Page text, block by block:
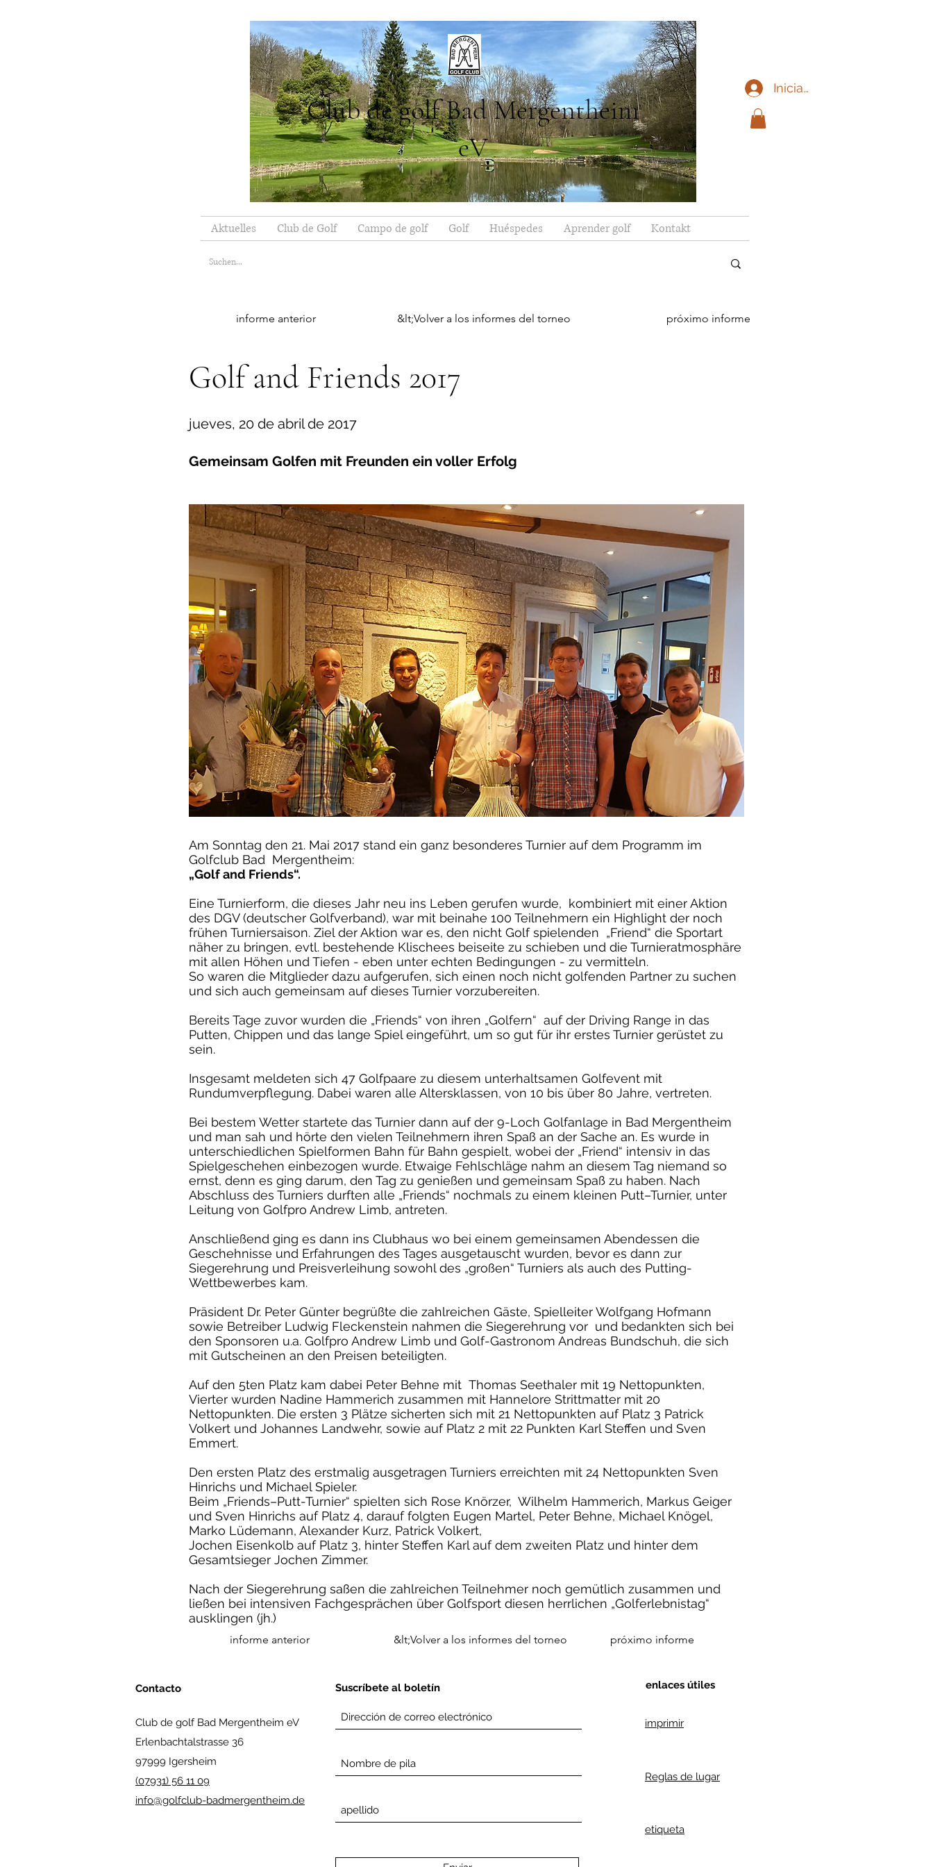
Club de golf Bad Mergentheim
eV
Iniciar sesión
Aktuelles Club de Golf Campo de golf Golf Huéspedes Aprender golf Kontakt
informe anterior &lt;Volver a los informes del torneo próximo informe
Golf and Friends 2017
jueves, 20 de abril de 2017
Gemeinsam Golfen mit Freunden ein voller Erfolg
Am Sonntag den 21. Mai 2017 stand ein ganz besonderes Turnier auf dem Programm im
Golfclub Bad Mergentheim:
„Golf and Friends“.
Eine Turnierform, die dieses Jahr neu ins Leben gerufen wurde, kombiniert mit einer Aktion
des DGV (deutscher Golfverband), war mit beinahe 100 Teilnehmern ein Highlight der noch
frühen Turniersaison. Ziel der Aktion war es, den nicht Golf spielenden „Friend“ die Sportart
näher zu bringen, evtl. bestehende Klischees beiseite zu schieben und die Turnieratmosphäre
mit allen Höhen und Tiefen - eben unter echten Bedingungen - zu vermitteln.
So waren die Mitglieder dazu aufgerufen, sich einen noch nicht golfenden Partner zu suchen
und sich auch gemeinsam auf dieses Turnier vorzubereiten.
Bereits Tage zuvor wurden die „Friends“ von ihren „Golfern“ auf der Driving Range in das
Putten, Chippen und das lange Spiel eingeführt, um so gut für ihr erstes Turnier gerüstet zu
sein.
Insgesamt meldeten sich 47 Golfpaare zu diesem unterhaltsamen Golfevent mit
Rundumverpflegung. Dabei waren alle Altersklassen, von 10 bis über 80 Jahre, vertreten.
Bei bestem Wetter startete das Turnier dann auf der 9-Loch Golfanlage in Bad Mergentheim
und man sah und hörte den vielen Teilnehmern ihren Spaß an der Sache an. Es wurde in
unterschiedlichen Spielformen Bahn für Bahn gespielt, wobei der „Friend“ intensiv in das
Spielgeschehen einbezogen wurde. Etwaige Fehlschläge nahm an diesem Tag niemand so
ernst, denn es ging darum, den Tag zu genießen und gemeinsam Spaß zu haben. Nach
Abschluss des Turniers durften alle „Friends“ nochmals zu einem kleinen Putt–Turnier, unter
Leitung von Golfpro Andrew Limb, antreten.
Anschließend ging es dann ins Clubhaus wo bei einem gemeinsamen Abendessen die
Geschehnisse und Erfahrungen des Tages ausgetauscht wurden, bevor es dann zur
Siegerehrung und Preisverleihung sowohl des „großen“ Turniers als auch des Putting-
Wettbewerbes kam.
Präsident Dr. Peter Günter begrüßte die zahlreichen Gäste, Spielleiter Wolfgang Hofmann
sowie Betreiber Ludwig Fleckenstein nahmen die Siegerehrung vor und bedankten sich bei
den Sponsoren u.a. Golfpro Andrew Limb und Golf-Gastronom Andreas Bundschuh, die sich
mit Gutscheinen an den Preisen beteiligten.
Auf den 5ten Platz kam dabei Peter Behne mit Thomas Seethaler mit 19 Nettopunkten,
Vierter wurden Nadine Hammerich zusammen mit Hannelore Strittmatter mit 20
Nettopunkten. Die ersten 3 Plätze sicherten sich mit 21 Nettopunkten auf Platz 3 Patrick
Volkert und Johannes Landwehr, sowie auf Platz 2 mit 22 Punkten Karl Steffen und Sven
Emmert.
Den ersten Platz des erstmalig ausgetragen Turniers erreichten mit 24 Nettopunkten Sven
Hinrichs und Michael Spieler.
Beim „Friends–Putt-Turnier“ spielten sich Rose Knörzer, Wilhelm Hammerich, Markus Geiger
und Sven Hinrichs auf Platz 4, darauf folgten Eugen Martel, Peter Behne, Michael Knögel,
Marko Lüdemann, Alexander Kurz, Patrick Volkert,
Jochen Eisenkolb auf Platz 3, hinter Steffen Karl auf dem zweiten Platz und hinter dem
Gesamtsieger Jochen Zimmer.
Nach der Siegerehrung saßen die zahlreichen Teilnehmer noch gemütlich zusammen und
ließen bei intensiven Fachgesprächen über Golfsport diesen herrlichen „Golferlebnistag“
ausklingen (jh.)
informe anterior &lt;Volver a los informes del torneo próximo informe
Contacto
Club de golf Bad Mergentheim eV
Erlenbachtalstrasse 36
97999 Igersheim
(07931) 56 11 09
info@golfclub-badmergentheim.de
Suscríbete al boletín enlaces útiles
imprimir
Reglas de lugar
etiqueta